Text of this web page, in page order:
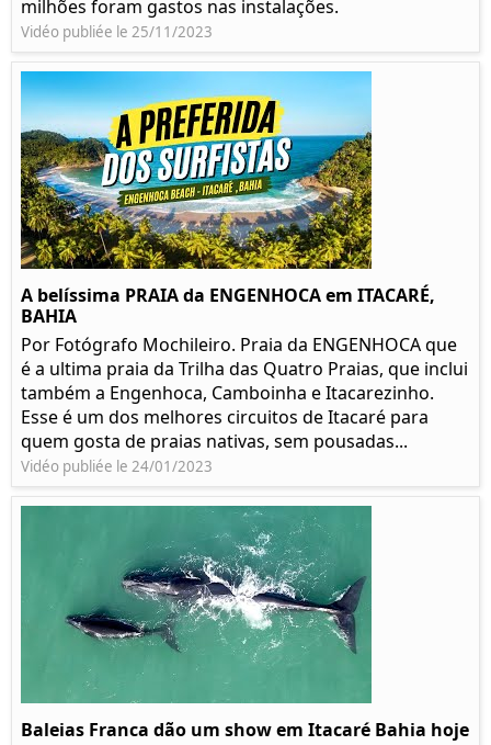
milhões foram gastos nas instalações.
Vidéo publiée le 25/11/2023
A belíssima PRAIA da ENGENHOCA em ITACARÉ,
BAHIA
Por Fotógrafo Mochileiro. Praia da ENGENHOCA que
é a ultima praia da Trilha das Quatro Praias, que inclui
também a Engenhoca, Camboinha e Itacarezinho.
Esse é um dos melhores circuitos de Itacaré para
quem gosta de praias nativas, sem pousadas...
Vidéo publiée le 24/01/2023
Baleias Franca dão um show em Itacaré Bahia hoje